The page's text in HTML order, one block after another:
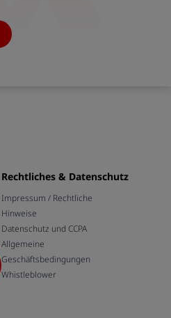
Rechtliches & Datenschutz
Impressum / Rechtliche
Hinweise
Datenschutz und CCPA
Allgemeine
Geschäftsbedingungen
Whistleblower